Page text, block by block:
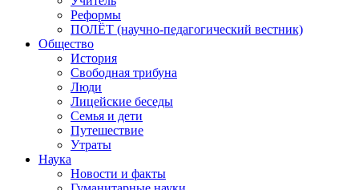
Реформы
ПОЛЁТ (научно-педагогический вестник)
Общество
История
Свободная трибуна
Люди
Лицейские беседы
Семья и дети
Путешествие
Утраты
Наука
Новости и факты